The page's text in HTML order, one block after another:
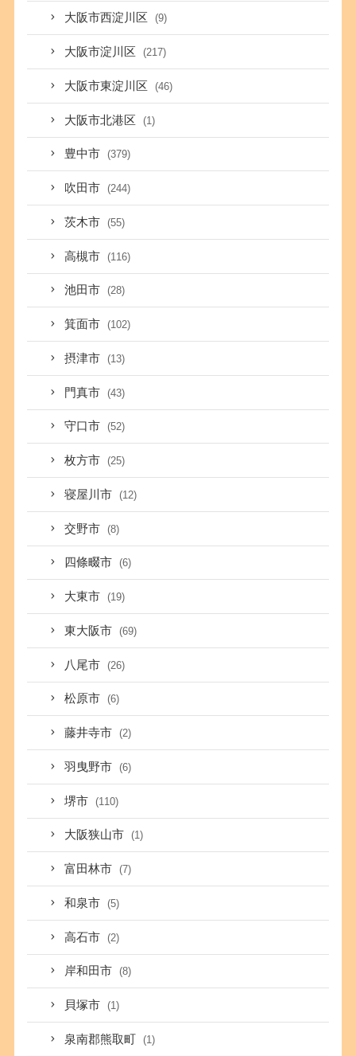
大阪市西淀川区 (9)
大阪市淀川区 (217)
大阪市東淀川区 (46)
大阪市北港区 (1)
豊中市 (379)
吹田市 (244)
茨木市 (55)
高槻市 (116)
池田市 (28)
箕面市 (102)
摂津市 (13)
門真市 (43)
守口市 (52)
枚方市 (25)
寝屋川市 (12)
交野市 (8)
四條畷市 (6)
大東市 (19)
東大阪市 (69)
八尾市 (26)
松原市 (6)
藤井寺市 (2)
羽曳野市 (6)
堺市 (110)
大阪狭山市 (1)
富田林市 (7)
和泉市 (5)
高石市 (2)
岸和田市 (8)
貝塚市 (1)
泉南郡熊取町 (1)